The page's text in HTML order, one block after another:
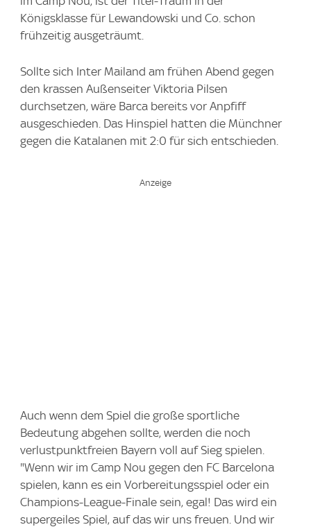
Königsklasse für Lewandowski und Co. schon
frühzeitig ausgeträumt.
Sollte sich Inter Mailand am frühen Abend gegen
den krassen Außenseiter Viktoria Pilsen
durchsetzen, wäre Barca bereits vor Anpfiff
ausgeschieden. Das Hinspiel hatten die Münchner
gegen die Katalanen mit 2:0 für sich entschieden.
Auch wenn dem Spiel die große sportliche
Bedeutung abgehen sollte, werden die noch
verlustpunktfreien Bayern voll auf Sieg spielen.
"Wenn wir im Camp Nou gegen den FC Barcelona
spielen, kann es ein Vorbereitungsspiel oder ein
Champions-League-Finale sein, egal! Das wird ein
supergeiles Spiel, auf das wir uns freuen. Und wir